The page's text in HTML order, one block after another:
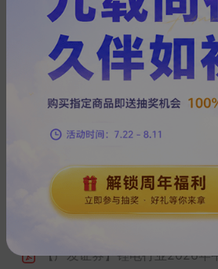
【东北证券】锂电铜箔利润向
【西部证券】德福科技（
坐拥国内优质铜
供需呈现双强
铜消费系列报告
【东吴证券】深耕高性能极薄
【东吴证券】锂电铜箔盈利反
【广发证券】锂电行业2026年